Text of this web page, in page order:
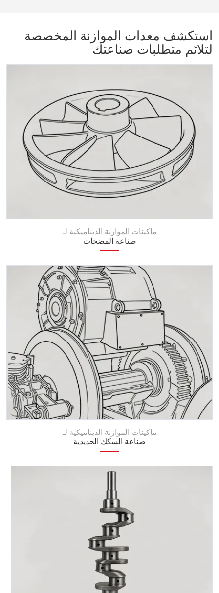
استكشف معدات الموازنة المخصصة
لتلائم متطلبات صناعتك
ماكينات الموازنة الديناميكية لـ
صناعة المضخات
ماكينات الموازنة الديناميكية لـ
صناعة السكك الحديدية